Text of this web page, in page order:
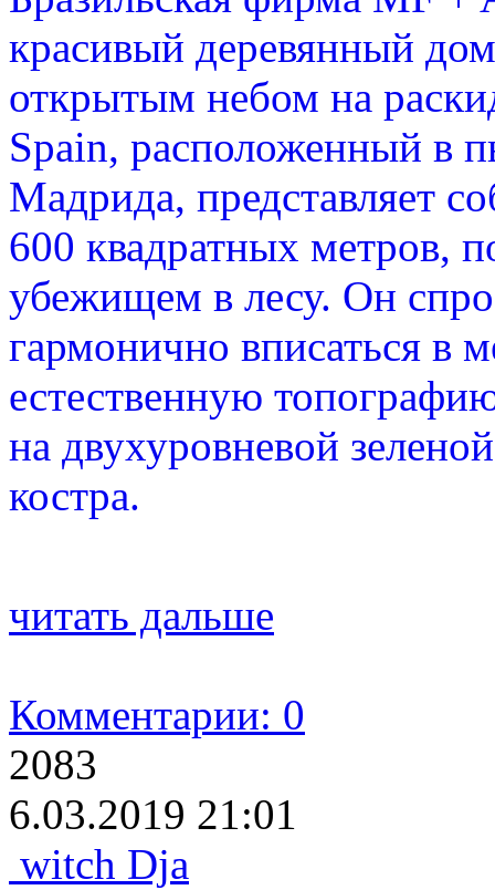
красивый деревянный
открытым небом на
Spain, расположенный в
Мадрида, представляет
600 квадратных метров,
убежищем в лесу. Он
гармонично вписаться в
естественную
на двухуровневой
костра.
читать дальше
Комментарии: 0
2083
6.03.2019 21:01
witch Dja